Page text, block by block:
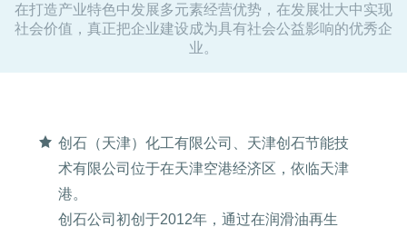
在打造产业特色中发展多元素经营优势，在发展壮大中实现
社会价值，真正把企业建设成为具有社会公益影响的优秀企
业。
创石（天津）化工有限公司、天津创石节能技
术有限公司位于在天津空港经济区，依临天津
港。
创石公司初创于2012年，通过在润滑油再生